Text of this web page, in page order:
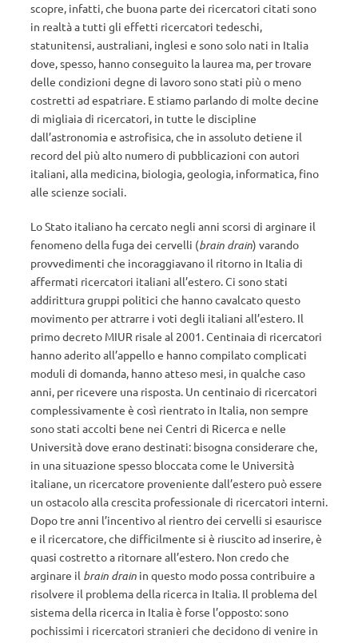
scopre, infatti, che buona parte dei ricercatori citati sono
in realtà a tutti gli effetti ricercatori tedeschi,
statunitensi, australiani, inglesi e sono solo nati in Italia
dove, spesso, hanno conseguito la laurea ma, per trovare
delle condizioni degne di lavoro sono stati più o meno
costretti ad espatriare. E stiamo parlando di molte decine
di migliaia di ricercatori, in tutte le discipline
dall’astronomia e astrofisica, che in assoluto detiene il
record del più alto numero di pubblicazioni con autori
italiani, alla medicina, biologia, geologia, informatica, fino
alle scienze sociali.
Lo Stato italiano ha cercato negli anni scorsi di arginare il
fenomeno della fuga dei cervelli (brain drain) varando
provvedimenti che incoraggiavano il ritorno in Italia di
affermati ricercatori italiani all’estero. Ci sono stati
addirittura gruppi politici che hanno cavalcato questo
movimento per attrarre i voti degli italiani all’estero. Il
primo decreto MIUR risale al 2001. Centinaia di ricercatori
hanno aderito all’appello e hanno compilato complicati
moduli di domanda, hanno atteso mesi, in qualche caso
anni, per ricevere una risposta. Un centinaio di ricercatori
complessivamente è così rientrato in Italia, non sempre
sono stati accolti bene nei Centri di Ricerca e nelle
Università dove erano destinati: bisogna considerare che,
in una situazione spesso bloccata come le Università
italiane, un ricercatore proveniente dall’estero può essere
un ostacolo alla crescita professionale di ricercatori interni.
Dopo tre anni l’incentivo al rientro dei cervelli si esaurisce
e il ricercatore, che difficilmente si è riuscito ad inserire, è
quasi costretto a ritornare all’estero. Non credo che
arginare il brain drain in questo modo possa contribuire a
risolvere il problema della ricerca in Italia. Il problema del
sistema della ricerca in Italia è forse l’opposto: sono
pochissimi i ricercatori stranieri che decidono di venire in